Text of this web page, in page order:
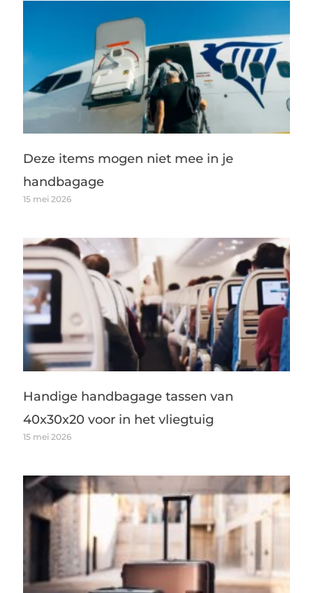
Deze items mogen niet mee in je
handbagage
15 mei 2026
Handige handbagage tassen van
40x30x20 voor in het vliegtuig
15 mei 2026